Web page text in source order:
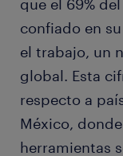
que el 69%
confiado en
el trabajo, un
global. Esta
respecto a
México,
herramientas